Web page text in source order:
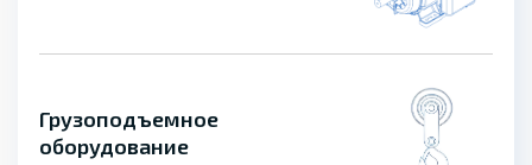
Грузоподъемное
оборудование